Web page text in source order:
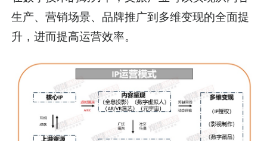
生产、营销场景、品牌推广到多维变现的全面提
升，进而提高运营效率。